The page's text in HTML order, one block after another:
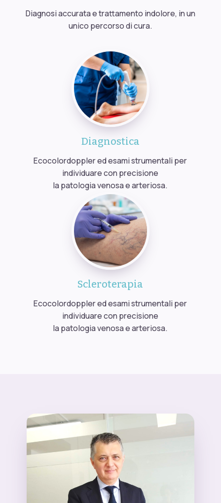
Diagnosi accurata e trattamento indolore, in un
unico percorso di cura.
Diagnostica
Ecocolordoppler ed esami strumentali per
individuare con precisione
la patologia venosa e arteriosa.
Scleroterapia
Ecocolordoppler ed esami strumentali per
individuare con precisione
la patologia venosa e arteriosa.